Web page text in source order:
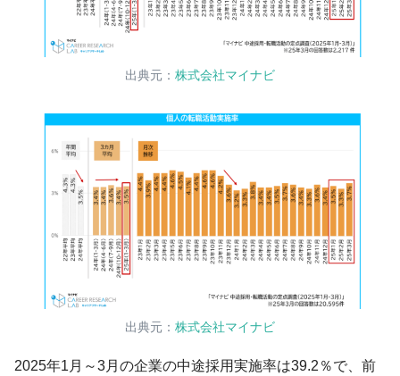
出典元： 株式会社マイナビ
出典元： 株式会社マイナビ
2025年1月～3月の企業の中途採用実施率は39.2％で、前